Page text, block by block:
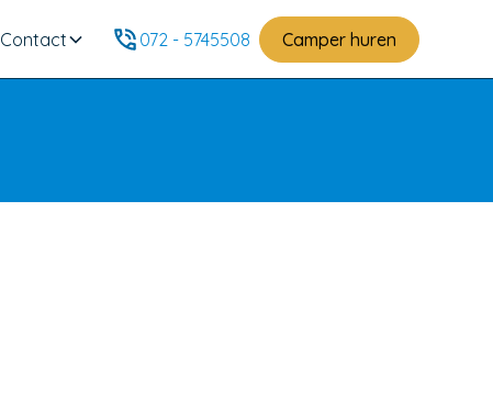
Contact 072 - 5745508 Camper huren